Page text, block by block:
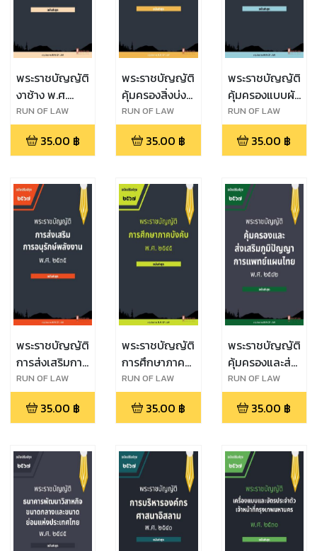
พระราชบัญญัติ
งาช้าง พ.ศ.
๒๕๕๘
RUN OF LAW
35.00 ฿
พระราชบัญญัติ
คุ้มครองสิ่งบ่งชี้
ทางภูมิศาสตร์
พ.ศ. ๒๕๔๖
RUN OF LAW
35.00 ฿
พระราชบัญญัติ
คุ้มครองแบบผัง
ภูมิของวงจร
รวม พ.ศ.
๒๕๔๓
RUN OF LAW
35.00 ฿
พระราชบัญญัติ
การส่งเสริมการ
อนุรักษ์พลังงาน
พ.ศ. ๒๕๓๕
RUN OF LAW
35.00 ฿
พระราชบัญญัติ
การศึกษาภาค
บังคับ พ.ศ.
๒๕๔๕
RUN OF LAW
35.00 ฿
พระราชบัญญัติ
คุ้มครองและส่ง
เสริมภูมิปัญญา
การแพทย์แผน
ไทย พ.ศ.
RUN OF LAW
35.00 ฿